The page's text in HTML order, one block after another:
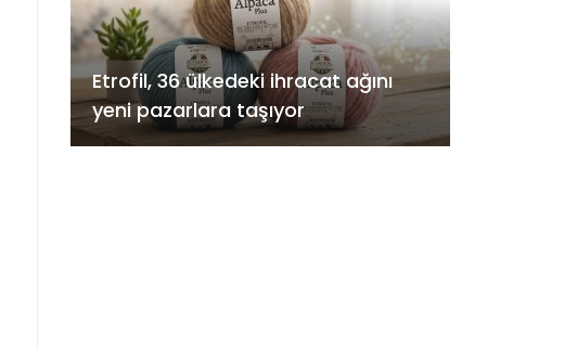
Etrofil, 36 ülkedeki ihracat ağını
yeni pazarlara taşıyor